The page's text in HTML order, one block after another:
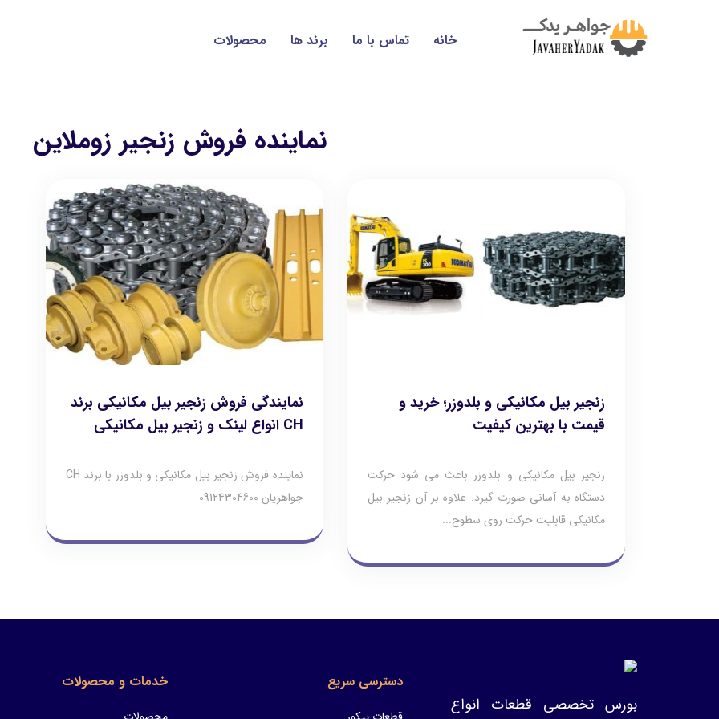
خانه تماس با ما برند ها محصولات
نماینده فروش زنجیر زوملاین
زنجیر بیل مکانیکی و بلدوزر؛ خرید و
قیمت با بهترین کیفیت
زنجیر بیل مکانیکی و بلدوزر باعث می شود حرکت
دستگاه به آسانی صورت گیرد. علاوه بر آن زنجیر بیل
مکانیکی قابلیت حرکت روی سطوح...
نمایندگی فروش زنجیر بیل مکانیکی برند
CH انواع لینک و زنجیر بیل مکانیکی
نماینده فروش زنجیر بیل مکانیکی و بلدوزر با برند CH
جواهریان 09124304600
بورس تخصصی قطعات انواع
دسترسی سریع خدمات و محصولات